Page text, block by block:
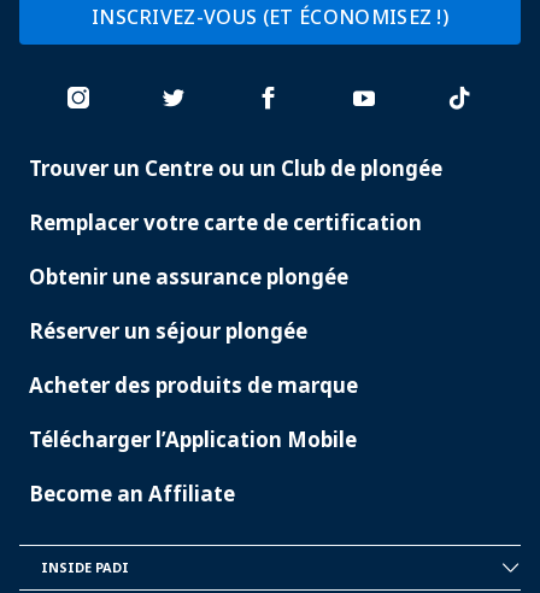
INSCRIVEZ-VOUS (ET ÉCONOMISEZ !)
PADI
Trouver un Centre ou un Club de plongée
Remplacer votre carte de certification
Obtenir une assurance plongée
Réserver un séjour plongée
Acheter des produits de marque
Télécharger l’Application Mobile
Become an Affiliate
INSIDE PADI